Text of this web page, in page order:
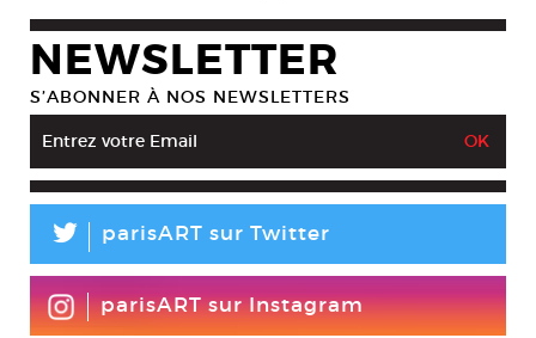
NEWSLETTER
S’ABONNER À NOS NEWSLETTERS
L parisART sur Twitter
parisART sur Instagram